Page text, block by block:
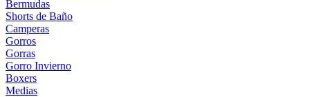
Bermudas
Shorts de Baño
Camperas
Gorros
Gorras
Gorro Invierno
Boxers
Medias